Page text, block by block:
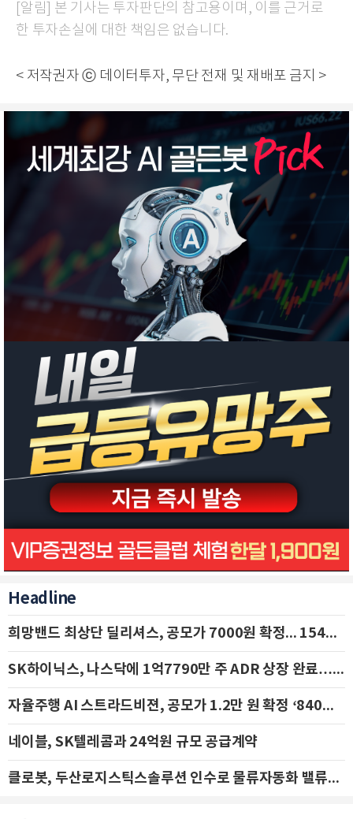
[알림] 본 기사는 투자판단의 참고용이며, 이를 근거로
한 투자손실에 대한 책임은 없습니다.
< 저작권자 ⓒ 데이터투자, 무단 전재 및 재배포 금지 >
Headline
희망밴드 최상단 딜리셔스, 공모가 7000원 확정... 154억 규모 IPO 돌입
SK하이닉스, 나스닥에 1억7790만 주 ADR 상장 완료…29일 국내 추가 상장
자율주행 AI 스트라드비젼, 공모가 1.2만 원 확정 ‘840억 수혈’
네이블, SK텔레콤과 24억원 규모 공급계약
클로봇, 두산로지스틱스솔루션 인수로 물류자동화 밸류체인 확장 추진 - IBK투자증권